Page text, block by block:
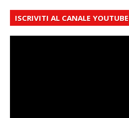
ISCRIVITI AL CANALE YOUTUBE